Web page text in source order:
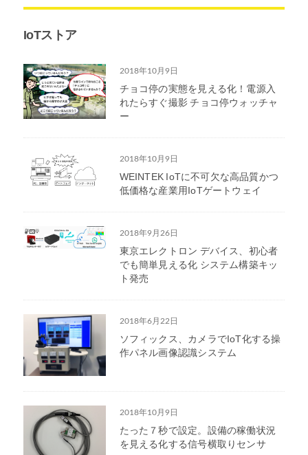
IoTストア
2018年10月9日
チョコ停の実態を見える化！電源入
れたらすぐ撮影 チョコ停ウォッチャ
ー
2018年10月9日
WEINTEK IoTに不可欠な高品質かつ
低価格な産業用IoTゲートウェイ
2018年9月26日
東京エレクトロン デバイス、初心者
でも簡単見える化 システム構築キッ
ト発売
2018年6月22日
ソフィックス、カメラでIoT化する操
作パネル画像認識システム
2018年10月9日
たった７秒で設定。設備の稼働状況
を見える化する信号横取りセンサ